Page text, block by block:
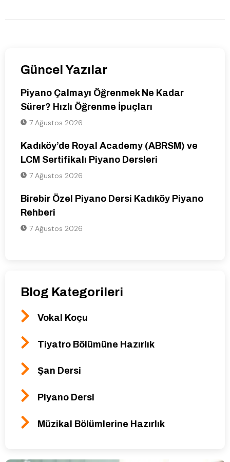
Güncel Yazılar
Piyano Çalmayı Öğrenmek Ne Kadar
Sürer? Hızlı Öğrenme İpuçları
7 Ağustos 2026
Kadıköy’de Royal Academy (ABRSM) ve
LCM Sertifikalı Piyano Dersleri
7 Ağustos 2026
Birebir Özel Piyano Dersi Kadıköy Piyano
Rehberi
7 Ağustos 2026
Blog Kategorileri
Vokal Koçu
Tiyatro Bölümüne Hazırlık
Şan Dersi
Piyano Dersi
Müzikal Bölümlerine Hazırlık